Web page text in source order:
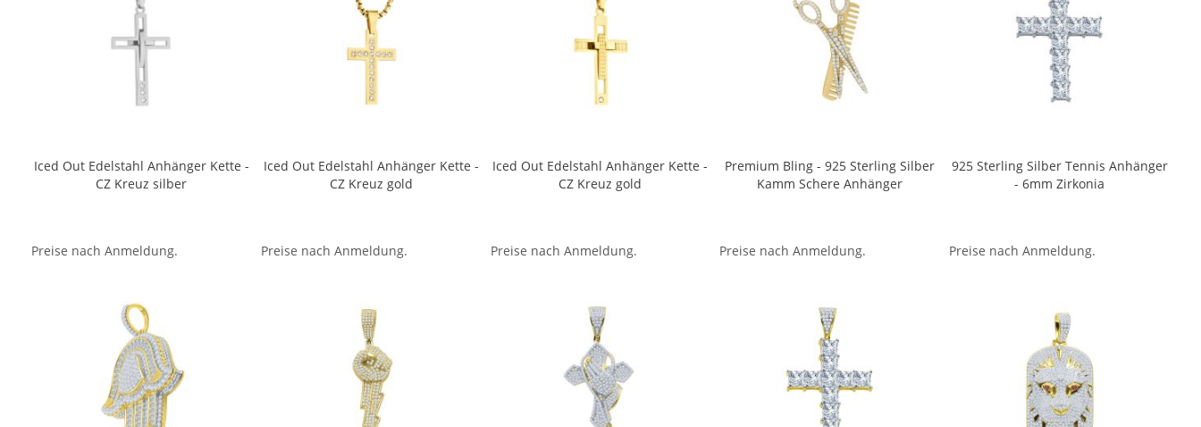
Iced Out Edelstahl Anhänger Kette -
CZ Kreuz silber
Preise nach Anmeldung.
Iced Out Edelstahl Anhänger Kette -
CZ Kreuz gold
Preise nach Anmeldung.
Iced Out Edelstahl Anhänger Kette -
CZ Kreuz gold
Preise nach Anmeldung.
Premium Bling - 925 Sterling Silber
Kamm Schere Anhänger
Preise nach Anmeldung.
925 Sterling Silber Tennis Anhänger
- 6mm Zirkonia
Preise nach Anmeldung.